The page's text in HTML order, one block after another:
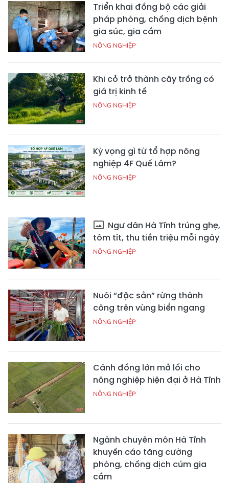
Triển khai đồng bộ các giải
pháp phòng, chống dịch bệnh
gia súc, gia cầm
NÔNG NGHIỆP
Khi cỏ trở thành cây trồng có
giá trị kinh tế
NÔNG NGHIỆP
Kỳ vọng gì từ tổ hợp nông
nghiệp 4F Quế Lâm?
NÔNG NGHIỆP
Ngư dân Hà Tĩnh trúng ghẹ,
tôm tít, thu tiền triệu mỗi ngày
NÔNG NGHIỆP
Nuôi “đặc sản” rừng thành
công trên vùng biển ngang
NÔNG NGHIỆP
Cánh đồng lớn mở lối cho
nông nghiệp hiện đại ở Hà Tĩnh
NÔNG NGHIỆP
Ngành chuyên môn Hà Tĩnh
khuyến cáo tăng cường
phòng, chống dịch cúm gia
cầm